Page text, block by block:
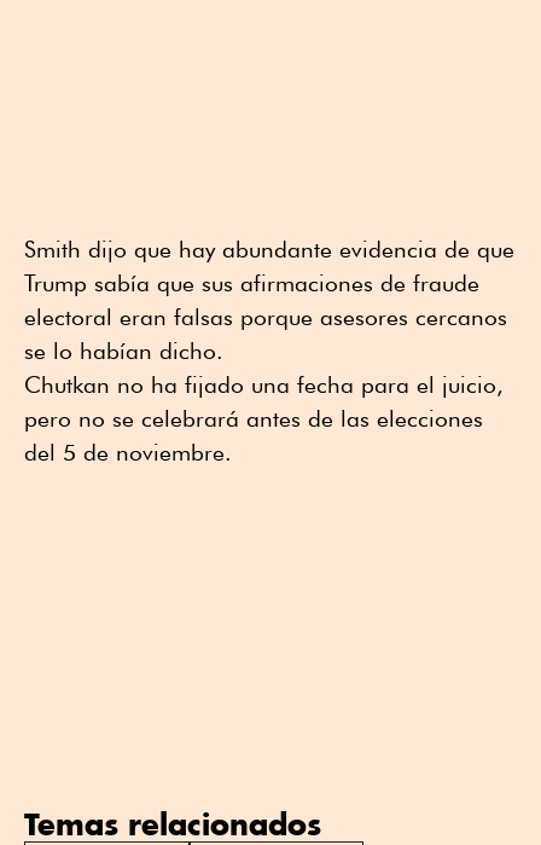
Smith dijo que hay abundante evidencia de que
Trump sabía que sus afirmaciones de fraude
electoral eran falsas porque asesores cercanos
se lo habían dicho.
Chutkan no ha fijado una fecha para el juicio,
pero no se celebrará antes de las elecciones
del 5 de noviembre.
Temas relacionados